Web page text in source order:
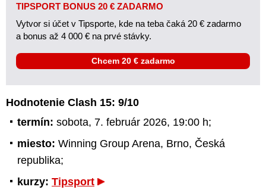
TIPSPORT BONUS 20 € ZADARMO
Vytvor si účet v Tipsporte, kde na teba čaká 20 € zadarmo
a bonus až 4 000 € na prvé stávky.
Chcem 20 € zadarmo
Hodnotenie Clash 15: 9/10
termín: sobota, 7. február 2026, 19:00 h;
miesto: Winning Group Arena, Brno, Česká
republika;
kurzy: Tipsport